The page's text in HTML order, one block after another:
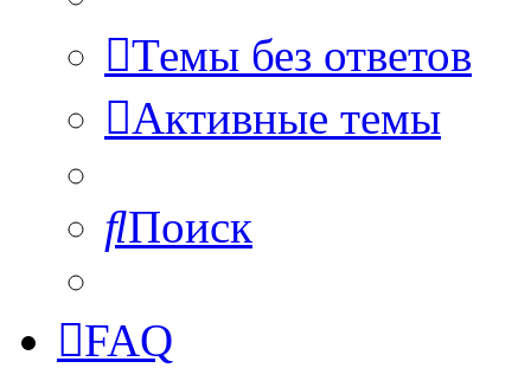
Темы без ответов
Активные темы
Поиск
FAQ